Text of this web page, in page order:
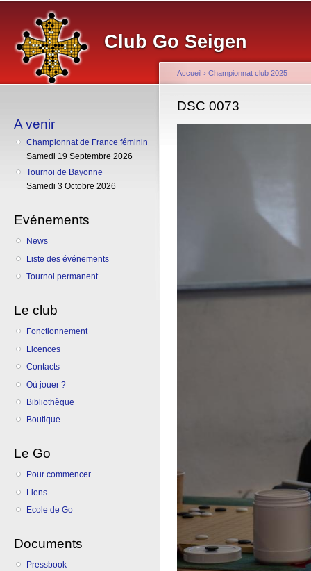
Club Go Seigen
A venir
Championnat de France féminin
Samedi 19 Septembre 2026
Tournoi de Bayonne
Samedi 3 Octobre 2026
Evénements
News
Liste des événements
Tournoi permanent
Le club
Fonctionnement
Licences
Contacts
Où jouer ?
Bibliothèque
Boutique
Le Go
Pour commencer
Liens
Ecole de Go
Documents
Pressbook
Vous êtes ici
Accueil › Championnat club 2025
DSC 0073